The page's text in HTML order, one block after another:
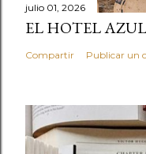
julio 01, 2026
EL HOTEL
Compartir Publicar un